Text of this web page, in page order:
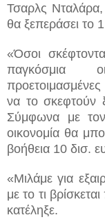
Τσαρλς Νταλάρα,
θα ξεπεράσει το
«Όσοι
παγκόσμια
να το σκεφτούν
Σύμφωνα με
οικονομία θα
βοήθεια 10 δισ.
«Μιλάμε για
με το τι
κατέληξε.